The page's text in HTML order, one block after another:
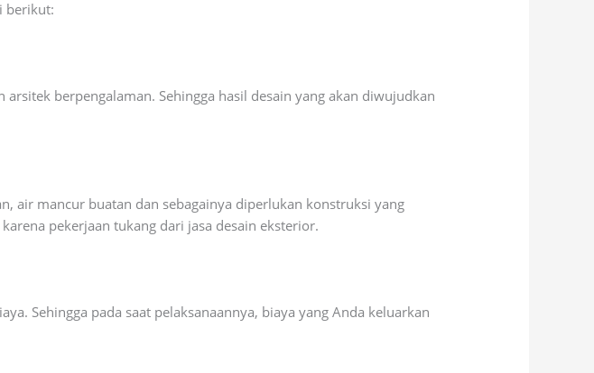
berikut:
berpengalaman. Sehingga hasil desain yang akan diwujudkan
air mancur buatan dan sebagainya diperlukan konstruksi yang
pekerjaan tukang dari jasa desain eksterior.
Sehingga pada saat pelaksanaannya, biaya yang Anda keluarkan